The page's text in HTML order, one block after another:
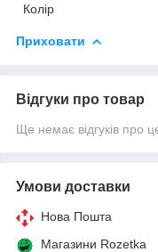
Колір
Приховати
Відгуки про товар
Ще немає відгуків про
Умови доставки
Нова Пошта
Магазини Rozetka